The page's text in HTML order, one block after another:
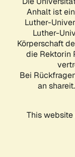
Anhalt ist
Luther-
Luther-
Körperschaft
die Rektorin
Bei
an
This